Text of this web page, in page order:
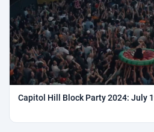
Capitol Hill Block Party 2024: July